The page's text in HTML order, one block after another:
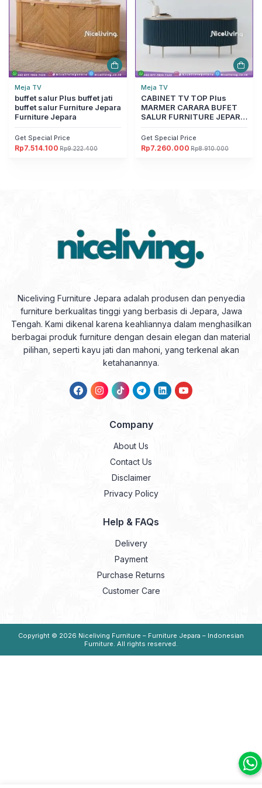
Meja TV
buffet salur Plus buffet jati
buffet salur Furniture Jepara
Furniture Jepara
Get Special Price
Rp9.222.400
Harga
Rp7.514.100
Harga
Meja TV
CABINET TV TOP Plus
MARMER CARARA BUFET
SALUR FURNITURE JEPARA
Get Special Price
Rp8.910.000
Harga
Rp7.260.000
Harga
Niceliving Furniture Jepara adalah produsen dan penyedia
furniture berkualitas tinggi yang berbasis di Jepara, Jawa
Tengah. Kami dikenal karena keahliannya dalam menghasilkan
berbagai produk furniture dengan desain elegan dan material
pilihan, seperti kayu jati dan mahoni, yang terkenal akan
ketahanannya.
Company
About Us
Contact Us
Disclaimer
Privacy Policy
Help & FAQs
Delivery
Payment
Purchase Returns
Customer Care
Copyright © 2026 Niceliving Furniture – Furniture Jepara – Indonesian
Furniture. All rights reserved.